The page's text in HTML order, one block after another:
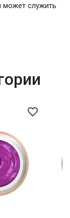
может служить
favorite_border